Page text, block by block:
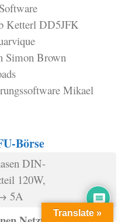
Ketterl DD5JFK
Simon Brown
Mikael
Börse
Translate »